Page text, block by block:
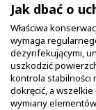
Jak dbać o
Właściwa
wymaga
dezynfekującymi,
uszkodzić
kontrola stabilności
dokręcić, a
wymiany